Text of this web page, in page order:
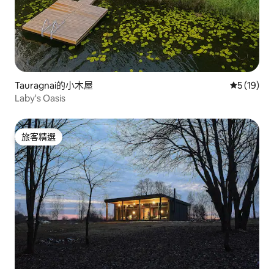
Tauragnai的小木屋 從 19 則
5 (19)
Laby's Oasis
旅客精選
旅客精選